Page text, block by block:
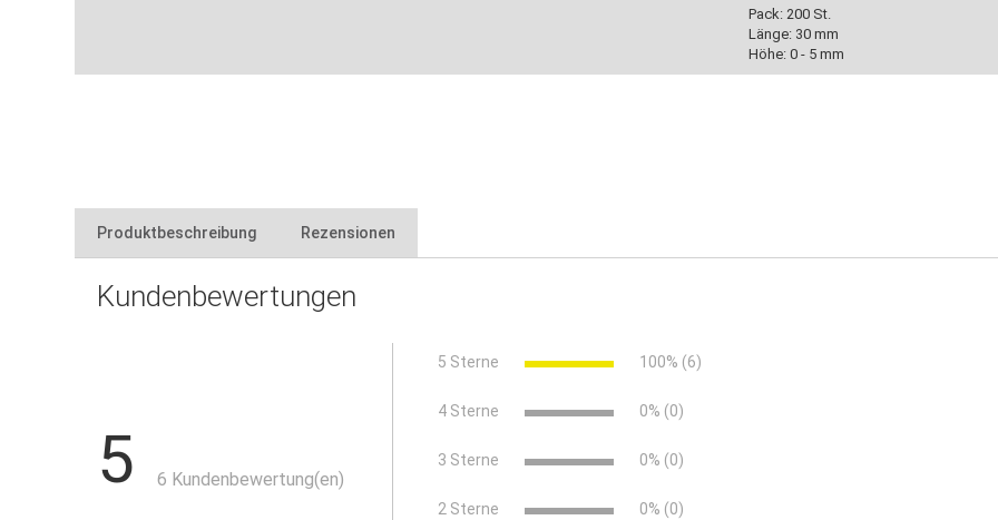
Pack: 200 St.
Länge: 30 mm
Höhe: 0 - 5 mm
Produktbeschreibung
zum Verlegen großformatiger Platten und zum Ausgleichen für einheitliche Fugen
Rezensionen
Kundenbewertungen
5 6 Kundenbewertung(en)
5 Sterne 100% (6)
4 Sterne 0% (0)
3 Sterne 0% (0)
2 Sterne 0% (0)